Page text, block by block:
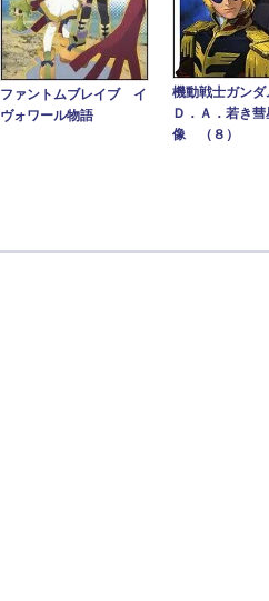
ファントムブレイブ イ
ヴォワール物語
機動戦士ガン
Ｄ．Ａ．若き彗
像 （８）